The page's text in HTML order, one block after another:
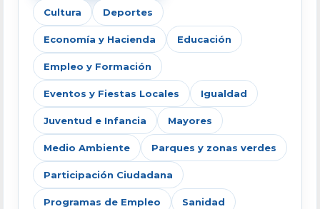
Cultura Deportes
Economía y Hacienda Educación
Empleo y Formación
Eventos y Fiestas Locales Igualdad
Juventud e Infancia Mayores
Medio Ambiente Parques y zonas verdes
Participación Ciudadana
Programas de Empleo Sanidad